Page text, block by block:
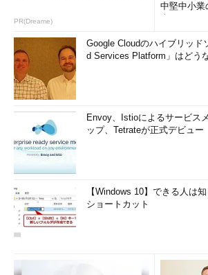
PR(Dreame)
中堅中小業
Google Cloudのハイブリッド
d Services Platform」はどう
Envoy、Istioによるサービス
ップ、Tetrateが正式デビュー
【Windows 10】できる人は
ショートカット